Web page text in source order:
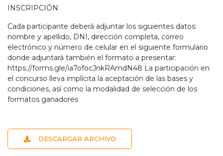
INSCRIPCIÓN
Cada participante deberá adjuntar los siguientes datos:
nombre y apellido, DNI, dirección completa, correo
electrónico y número de celular en el siguiente formulario
donde adjuntará también el formato a presentar:
https://forms.gle/ia7ofocJnkRAmdN48 La participación en
el concurso lleva implícita la aceptación de las bases y
condiciones, así como la modalidad de selección de los
formatos ganadores
DESCARGAR ARCHIVO